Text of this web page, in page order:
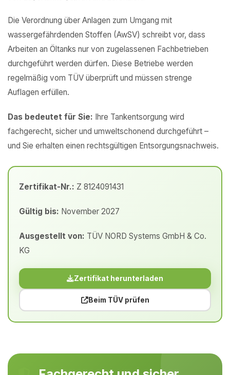
Die Verordnung über Anlagen zum Umgang mit
wassergefährdenden Stoffen (AwSV) schreibt vor, dass
Arbeiten an Öltanks nur von zugelassenen Fachbetrieben
durchgeführt werden dürfen. Diese Betriebe werden
regelmäßig vom TÜV überprüft und müssen strenge
Auflagen erfüllen.
Das bedeutet für Sie: Ihre Tankentsorgung wird
fachgerecht, sicher und umweltschonend durchgeführt –
und Sie erhalten einen rechtsgültigen Entsorgungsnachweis.
Zertifikat-Nr.: Z 8124091431
Gültig bis: November 2027
Ausgestellt von: TÜV NORD Systems GmbH & Co.
KG
Zertifikat herunterladen
Beim TÜV prüfen